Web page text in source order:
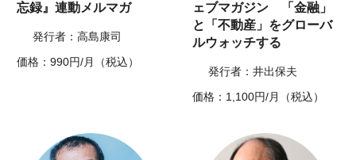
忘録』連動メルマガ
発行者：高島康司
価格：990円/月（税込）
ェブマガジン 「金融」
と「不動産」をグローバ
ルウォッチする
発行者：井出保夫
価格：1,100円/月（税込）